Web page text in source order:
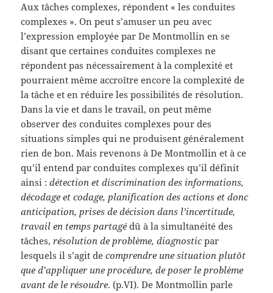
Aux tâches complexes, répondent « les conduites
complexes ». On peut s’amuser un peu avec
l’expression employée par De Montmollin en se
disant que certaines conduites complexes ne
répondent pas nécessairement à la complexité et
pourraient même accroître encore la complexité de
la tâche et en réduire les possibilités de résolution.
Dans la vie et dans le travail, on peut même
observer des conduites complexes pour des
situations simples qui ne produisent généralement
rien de bon. Mais revenons à De Montmollin et à ce
qu’il entend par conduites complexes qu’il définit
ainsi :détection et discrimination des informations,
décodage et codage, planification des actions et donc
anticipation, prises de décision dans l’incertitude,
travail en temps partagédû à la simultanéité des
tâches,résolution de problème, diagnosticpar
lesquels il s’agit decomprendre une situation plutôt
que d’appliquer une procédure, de poser le problème
avant de le résoudre. (p.VI). De Montmollin parle